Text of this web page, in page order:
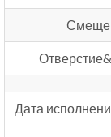
Дата